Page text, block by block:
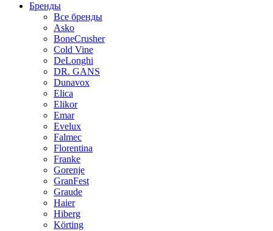
Бренды
Все бренды
Asko
BoneCrusher
Cold Vine
DeLonghi
DR. GANS
Dunavox
Elica
Elikor
Emar
Evelux
Falmec
Florentina
Franke
Gorenje
GranFest
Graude
Haier
Hiberg
Körting